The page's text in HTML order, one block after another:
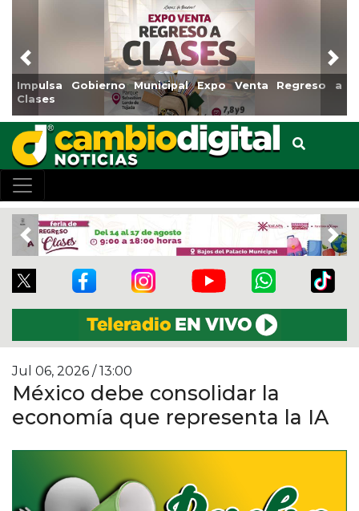
Impulsa Gobierno Municipal Expo Venta Regreso a
Clases
Previous
Previous
Jul 06, 2026 / 13:00
México debe consolidar la
economía que representa la IA